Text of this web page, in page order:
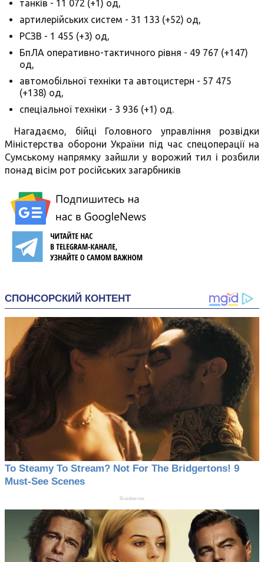
танків - 11 072 (+1) од,
артилерійських систем - 31 133 (+52) од,
РСЗВ - 1 455 (+3) од,
БпЛА оперативно-тактичного рівня - 49 767 (+147)
од,
автомобільної техніки та автоцистерн - 57 475
(+138) од,
спеціальної техніки - 3 936 (+1) од.
Нагадаємо, бійці Головного управління розвідки
Міністерства оборони України під час спецоперації на
Сумському напрямку зайшли у ворожий тил і розбили
понад вісім рот російських загарбників